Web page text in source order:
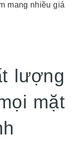
mang nhiều giá
lượng
mặt